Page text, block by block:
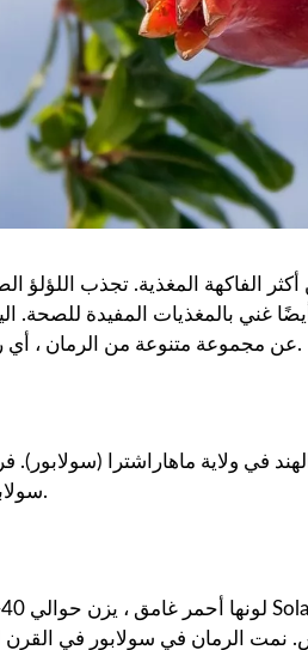
الفاكهة المغذية. تجذب اللؤلؤ
غني بالمغذيات المفيدة للصحة.
عن مجموعة متنوعة من الرمان ، أي رمان سولابور وفوائده الصحية.
في ولاية ماهاراشترا (سولابور).
سولابور بمزيد من العناصر الغذائية والذوق.